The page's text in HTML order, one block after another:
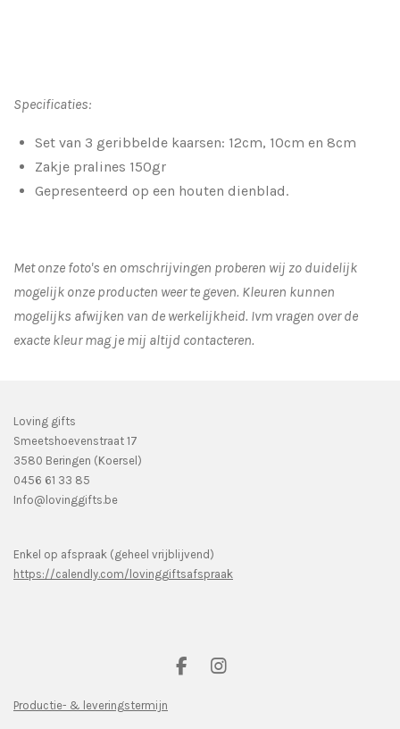
Specificaties:
Set van 3 geribbelde kaarsen: 12cm, 10cm en 8cm
Zakje pralines 150gr
Gepresenteerd op een houten dienblad.
Met onze foto's en omschrijvingen proberen wij zo duidelijk
mogelijk onze producten weer te geven. Kleuren kunnen
mogelijks afwijken van de werkelijkheid. Ivm vragen over de
exacte kleur mag je mij altijd contacteren.
Loving gifts
Smeetshoevenstraat 17
3580 Beringen (Koersel)
0456 61 33 85
Info@lovinggifts.be
Enkel op afspraak (geheel vrijblijvend)
https://calendly.com/lovinggiftsafspraak
F
I
Productie- & leveringstermijn